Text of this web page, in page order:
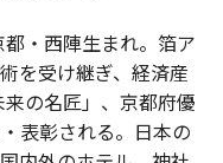
・西陣生まれ。箔ア
を受け継ぎ、経済産
の名匠」、京都府優
表彰される。日本の